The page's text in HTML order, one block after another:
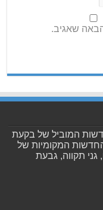
שאגיב.
המוביל של בקעת
המקומיות של
גני תקווה, גבעת